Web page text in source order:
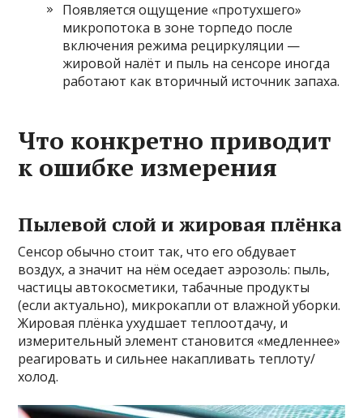
Появляется ощущение «протухшего»
микропотока в зоне торпедо после
включения режима рециркуляции —
жировой налёт и пыль на сенсоре иногда
работают как вторичный источник запаха.
Что конкретно приводит
к ошибке измерения
Пылевой слой и жировая плёнка
Сенсор обычно стоит так, что его обдувает
воздух, а значит на нём оседает аэрозоль: пыль,
частицы автокосметики, табачные продукты
(если актуально), микрокапли от влажной уборки.
Жировая плёнка ухудшает теплоотдачу, и
измерительный элемент становится «медленнее»
реагировать и сильнее накапливать теплоту/
холод.